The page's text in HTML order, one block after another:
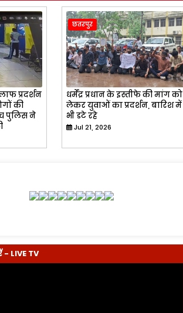
प्रदर्शन
की
पुलिस ने
छतरपुर
धर्मेंद्र प्रधान के इस्तीफे की मांग को
लेकर युवाओं का प्रदर्शन, बारिश में
भी डटे रहे
Jul 21, 2026
- LIVE TV